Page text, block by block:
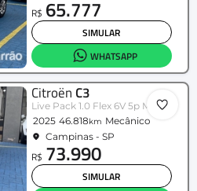
R$ 65.777
SIMULAR
WHATSAPP
Citroën C3
Live Pack 1.0 Flex 6V 5p Mec.
2025 46.818km Mecânico
Campinas - SP
R$ 73.990
SIMULAR